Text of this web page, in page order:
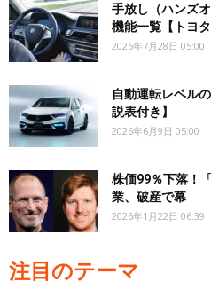
手放し（ハンズ
機能一覧【トヨ
2026年7月28日 05:00
自動運転レベル
説表付き】
2026年6月9日 05:00
株価99％下落！
業、破産で幕
2026年1月22日 06:39
注目のテーマ